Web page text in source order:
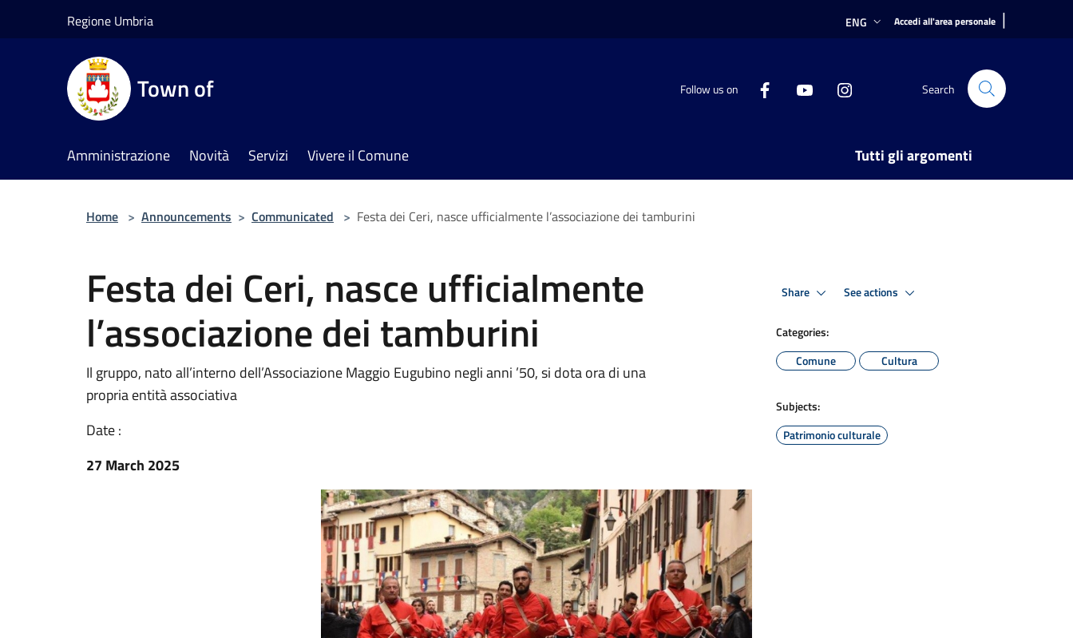
Regione Umbria ENG Accedi all'area personale |
Town of Follow us on Search
Amministrazione Novità Servizi Vivere il Comune Tutti gli argomenti
Home > Announcements > Communicated > Festa dei Ceri, nasce ufficialmente l’associazione dei tamburini
Festa dei Ceri, nasce ufficialmente
l’associazione dei tamburini
Il gruppo, nato all’interno dell’Associazione Maggio Eugubino negli anni ’50, si dota ora di una
propria entità associativa
Date :
27 March 2025
Share See actions
Categories:
Comune
Cultura
Subjects:
Patrimonio culturale